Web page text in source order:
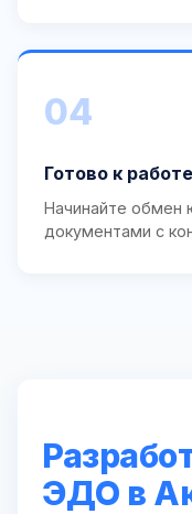
04
Готово к работе
Начинайте обмен
документами с
ЭДО в